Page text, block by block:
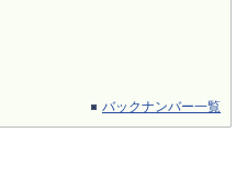
バックナンバー一覧